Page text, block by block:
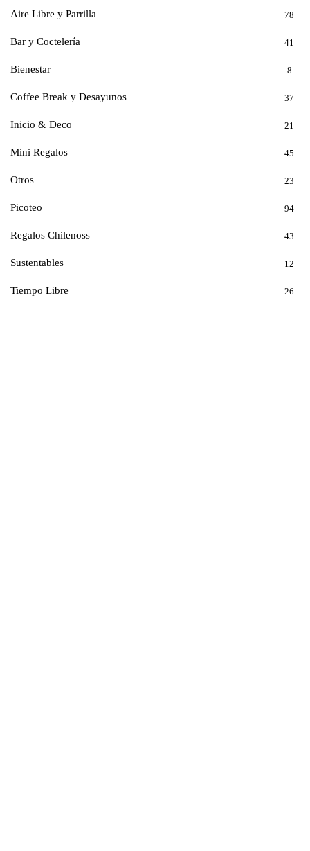
Aire Libre y Parrilla 78
Bar y Coctelería 41
Bienestar 8
Coffee Break y Desayunos 37
Inicio & Deco 21
Mini Regalos 45
Otros 23
Picoteo 94
Regalos Chilenoss 43
Sustentables 12
Tiempo Libre 26